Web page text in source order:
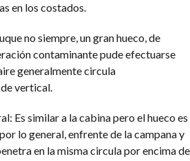
en los costados.
no siempre, un gran hueco, de
contaminante pude efectuarse
generalmente circula
vertical.
Es similar a la cabina pero el hueco es
lo general, enfrente de la campana y
en la misma circula por encima de